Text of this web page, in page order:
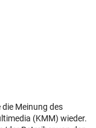
Meinung des
(KMM) wieder.